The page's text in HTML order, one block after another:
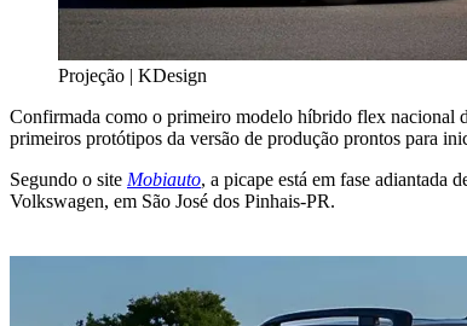
Projeção | KDesign
Confirmada como o primeiro modelo híbrido flex nacional
primeiros protótipos da versão de produção prontos para
Segundo o site Mobiauto, a picape está em fase adiantada
Volkswagen, em São José dos Pinhais-PR.